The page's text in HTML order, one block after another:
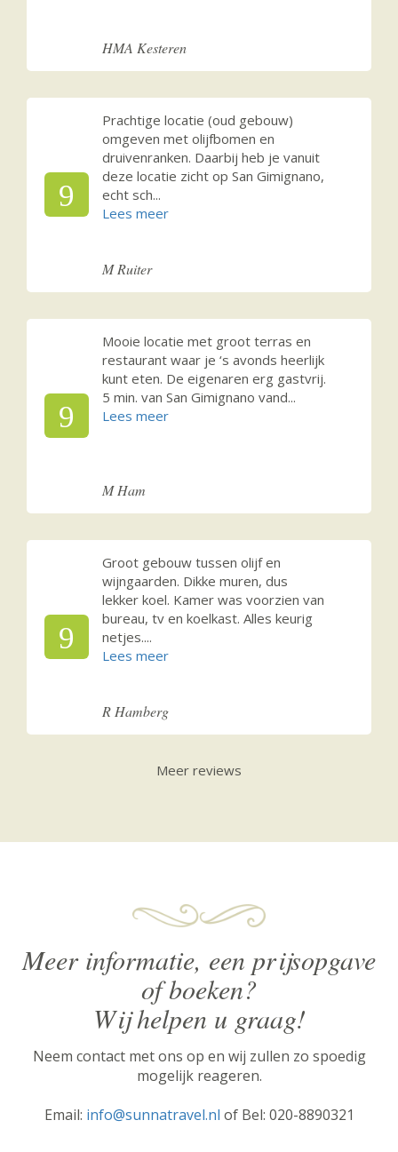
HMA Kesteren
9
Prachtige locatie (oud gebouw)
omgeven met olijfbomen en
druivenranken. Daarbij heb je vanuit
deze locatie zicht op San Gimignano,
echt sch...
M Ruiter
9
Mooie locatie met groot terras en
restaurant waar je ‘s avonds heerlijk
kunt eten. De eigenaren erg gastvrij.
5 min. van San Gimignano vand...
M Ham
9
Groot gebouw tussen olijf en
wijngaarden. Dikke muren, dus
lekker koel. Kamer was voorzien van
bureau, tv en koelkast. Alles keurig
netjes....
R Hamberg
Meer reviews
Meer informatie, een prijsopgave
of boeken?
Wij helpen u graag!
Neem contact met ons op en wij zullen zo spoedig
mogelijk reageren.
Email: info@sunnatravel.nl of Bel: 020-8890321